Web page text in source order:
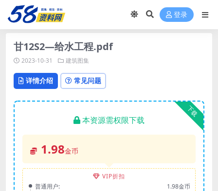
登录
甘12S2—给水工程.pdf
2023-10-31 建筑图集
详情介绍 常见问题
下载
本资源需权限下载
1.98金币
VIP折扣
普通用户:
1.98金币